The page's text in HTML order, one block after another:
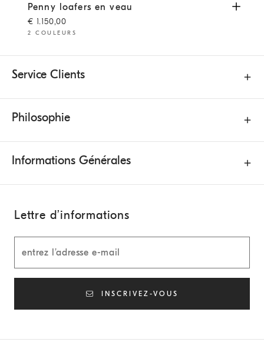
Penny loafers en veau Brun Foncé
Penny loafers en veau
€ 1.150,00
2 COULEURS
Service Clients
Philosophie
Informations Générales
Lettre d’informations
INSCRIVEZ-VOUS